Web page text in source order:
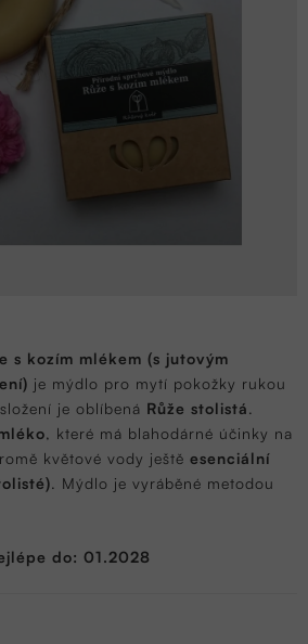
s kozím mlékem (s jutovým
je mýdlo pro mytí pokožky rukou
je oblíbená Růže stolistá.
, které má blahodárné účinky na
květové vody ještě esenciální
. Mýdlo je vyráběné metodou
do: 01.2028